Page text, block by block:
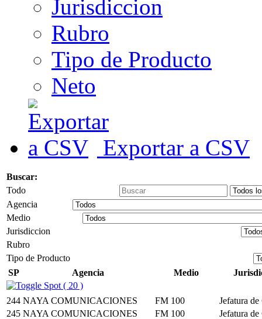
Jurisdiccion
Rubro
Tipo de Producto
Neto
Exportar a CSV
Buscar:
Todo
Agencia
Medio
Jurisdiccion
Rubro
Tipo de Producto
SP
Agencia Medio
Spot ( 20 )
244 NAYA COMUNICACIONES FM 100
Jefatura
245 NAYA COMUNICACIONES FM 100
Jefatura